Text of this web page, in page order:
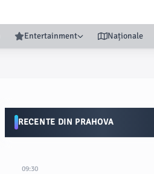
Entertainment Naționale
RECENTE DIN PRAHOVA
09:30